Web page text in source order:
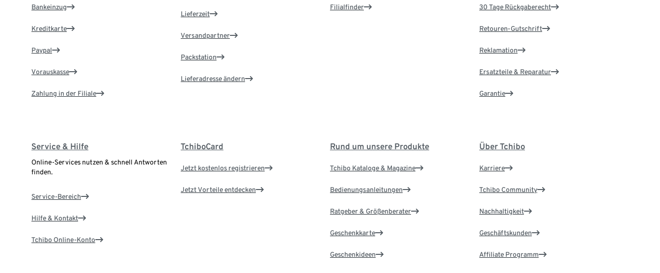
Bankeinzug
Kreditkarte
Paypal
Vorauskasse
Zahlung in der Filiale
Lieferzeit
Versandpartner
Packstation
Lieferadresse ändern
Filialfinder 30 Tage Rückgaberecht
Retouren-Gutschrift
Reklamation
Ersatzteile & Reparatur
Garantie
Service & Hilfe
Online-Services nutzen & schnell Antworten
finden.
Service-Bereich
Hilfe & Kontakt
Tchibo Online-Konto
TchiboCard
Jetzt kostenlos registrieren
Jetzt Vorteile entdecken
Rund um unsere Produkte
Tchibo Kataloge & Magazine
Bedienungsanleitungen
Ratgeber & Größenberater
Geschenkkarte
Geschenkideen
Über Tchibo
Karriere
Tchibo Community
Nachhaltigkeit
Geschäftskunden
Affiliate Programm